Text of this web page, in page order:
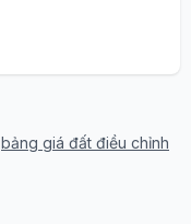
bảng giá đất điều chỉnh